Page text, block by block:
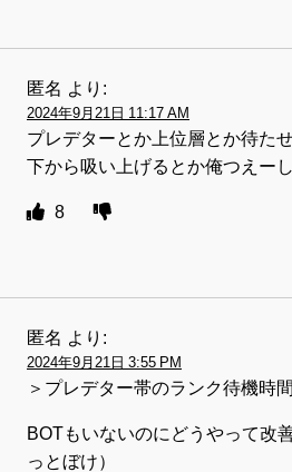
匿名 より:
2024年9月21日 11:17 AM
プレデターとか上位層とか待た
下から吸い上げるとか俺つえー
8
匿名 より:
2024年9月21日 3:55 PM
＞プレデター帯のランク待機時
BOTもいないのにどうやって改
っとぼけ）